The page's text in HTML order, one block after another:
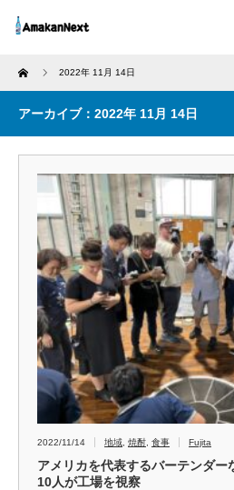
Home 2022年 11月 14日
アーカイブ：2022年 11月 14日
2022/11/14 地域 焼酎 食事 Fujita
アメリカを代表するバーテンダー
10人が工場を視察